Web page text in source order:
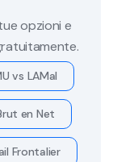
opzioni e
vs LAMal
en Net
Frontalier